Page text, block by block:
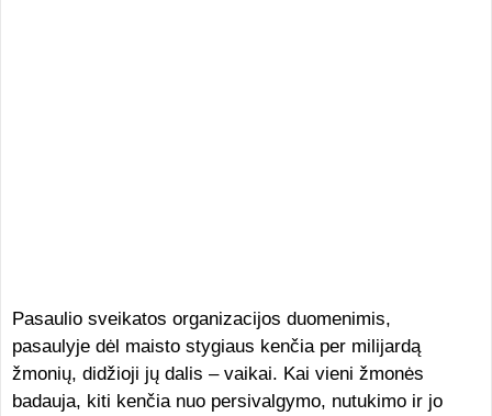
Pasaulio sveikatos organizacijos duomenimis,
pasaulyje dėl maisto stygiaus kenčia per milijardą
žmonių, didžioji jų dalis – vaikai. Kai vieni žmonės
badauja, kiti kenčia nuo persivalgymo, nutukimo ir jo